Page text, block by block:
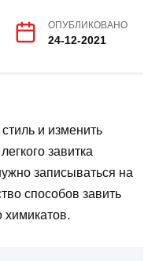
ОПУБЛИКОВАНО
24-12-2021
и изменить
завитка
записываться на
способов завить
химикатов.